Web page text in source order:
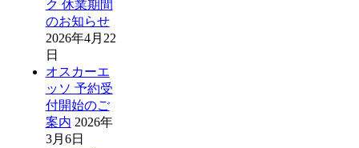
ク 休業期間
のお知らせ
2026年4月22
日
オスカーエ
ッソ 予約受
付開始のご
案内 2026年
3月6日